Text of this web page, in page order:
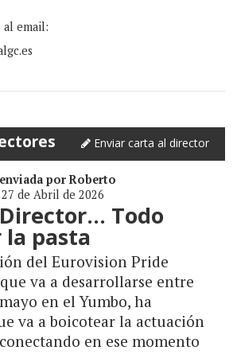
al email:
Enviar carta al director
por Roberto
27 de Abril de 2026
Todo
la pasta
del Eurovision Pride
va a desarrollarse entre
en el Yumbo, ha
va a boicotear la actuación
en ese momento